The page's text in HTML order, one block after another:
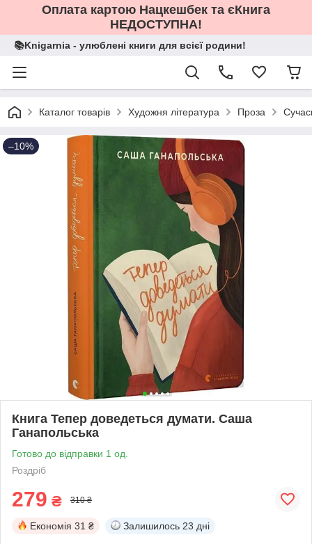
Оплата картою Нацкешбек та єКнига
НЕДОСТУПНА!
📚Knigarnia - улюблені книги для всієї родини!
Каталог товарів Художня література Проза
–10%
Книга Тепер доведеться думати. Саша
Ганапольська
Готово до відправки 1 од.
Роздріб
279 ₴ 310 ₴
Економія 31 ₴ Залишилось 23 дні